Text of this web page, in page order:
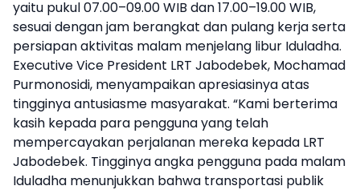
yaitu pukul 07.00–09.00 WIB dan 17.00–19.00 WIB,
sesuai dengan jam berangkat dan pulang kerja serta
persiapan aktivitas malam menjelang libur Iduladha.
Executive Vice President LRT Jabodebek, Mochamad
Purmonosidi, menyampaikan apresiasinya atas
tingginya antusiasme masyarakat. “Kami berterima
kasih kepada para pengguna yang telah
mempercayakan perjalanan mereka kepada LRT
Jabodebek. Tingginya angka pengguna pada malam
Iduladha menunjukkan bahwa transportasi publik